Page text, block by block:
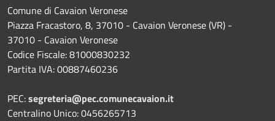
Comune di Cavaion Veronese
Piazza Fracastoro, 8, 37010 - Cavaion Veronese (VR) -
37010 - Cavaion Veronese
Codice Fiscale: 81000830232
Partita IVA: 00887460236
PEC:segreteria@pec.comunecavaion.it
Centralino Unico: 0456265713